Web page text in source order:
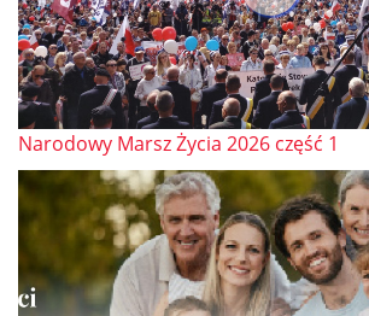
Narodowy Marsz Życia 2026 część 1